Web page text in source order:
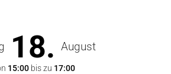
18. August
15:00 bis zu 17:00